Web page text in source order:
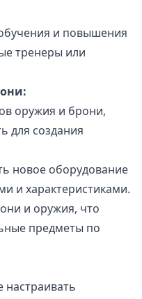
и повышения
тренеры или
оружия и брони,
для создания
новое оборудование
и характеристиками.
и оружия, что
предметы по